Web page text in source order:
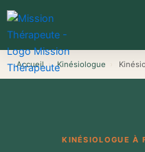
Aller
au
contenu
Accueil › Kinésiologue
KINÉSIOLOGUE À